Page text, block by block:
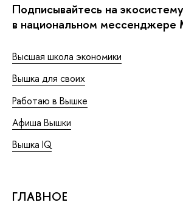
Подписывайтесь на
в национальном мессенджере
Высшая школа экономики
Вышка для своих
Работаю в Вышке
Афиша Вышки
Вышка IQ
ГЛАВНОЕ